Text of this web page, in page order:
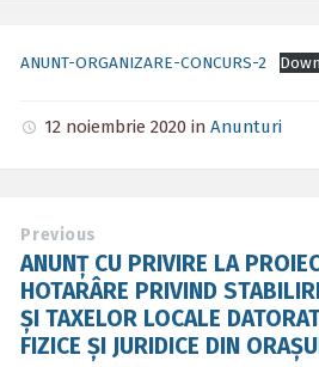
ANUNT-ORGANIZARE-CONCURS-2
12 noiembrie 2020inAnunturi
Previous
ANUNȚ CU PRIVIRE LA
HOTARÂRE PRIVIND
ȘI TAXELOR LOCALE
FIZICE ȘI JURIDICE DIN